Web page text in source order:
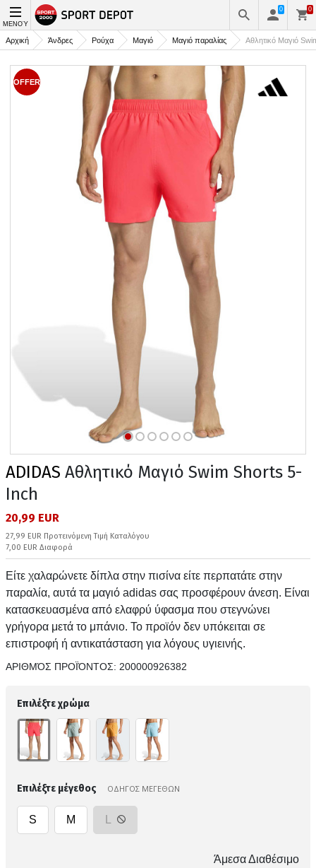
ΜΕΝΟΎ
0 0
Αρχική Άνδρες Ρούχα Μαγιό Μαγιό παραλίας Αθλητικό Μαγιό
OFFER
ADIDAS Αθλητικό Μαγιό Swim Shorts 5-
Inch
20,99 EUR
27,99 EUR Προτεινόμενη Τιμή Καταλόγου
7,00 EUR Διαφορά
Είτε χαλαρώνετε δίπλα στην πισίνα είτε περπατάτε στην
παραλία, αυτά τα μαγιό adidas σας προσφέρουν άνεση. Είναι
κατασκευασμένα από ελαφρύ ύφασμα που στεγνώνει
γρήγορα μετά το μπάνιο. Το προϊόν δεν υπόκειται σε
επιστροφή ή αντικατάσταση για λόγους υγιεινής.
ΑΡΙΘΜΌΣ ΠΡΟΪΌΝΤΟΣ: 200000926382
Επιλέξτε χρώμα
Επιλέξτε μέγεθος ΟΔΗΓΟΣ ΜΕΓΕΘΩΝ
S M
Άμεσα Διαθέσιμο